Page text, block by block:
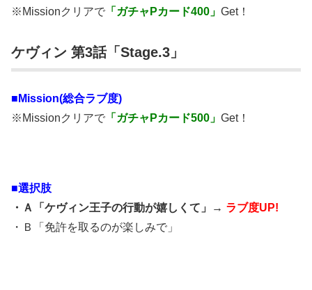
※Missionクリアで 「ガチャPカード400」 Get！
ケヴィン 第3話「Stage.3」
■Mission(総合ラブ度)
※Missionクリアで 「ガチャPカード500」 Get！
■選択肢
・Ａ「ケヴィン王子の行動が嬉しくて」→ ラブ度UP!
・Ｂ「免許を取るのが楽しみで」